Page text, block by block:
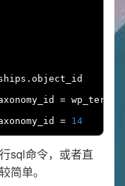
.
=
= 14
sql命令，或者直
简单。